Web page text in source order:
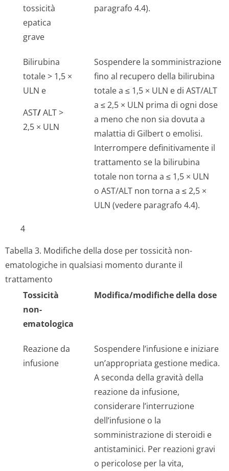
tossicità
epatica
grave
paragrafo 4.4).
Bilirubina
totale > 1,5 ×
ULN e
AST/ALT >
2,5 × ULN
Sospendere la somministrazione
fino al recupero della bilirubina
totale a ≤ 1,5 × ULN e di AST/ALT
a ≤ 2,5 × ULN prima di ogni dose
a meno che non sia dovuta a
malattia di Gilbert o emolisi.
Interrompere definitivamente il
trattamento se la bilirubina
totale non torna a ≤ 1,5 × ULN
o AST/ALT non torna a ≤ 2,5 ×
ULN (vedere paragrafo 4.4).
4
Tabella 3. Modifiche della dose per tossicità non-
ematologiche in qualsiasi momento durante il
trattamento
Tossicità
non-
ematologica
Modifica/modifiche della dose
Reazione da
infusione
Sospendere l’infusione e iniziare
un’appropriata gestione medica.
A seconda della gravità della
reazione da infusione,
considerare l’interruzione
dell’infusione o la
somministrazione di steroidi e
antistaminici. Per reazioni gravi
o pericolose per la vita,